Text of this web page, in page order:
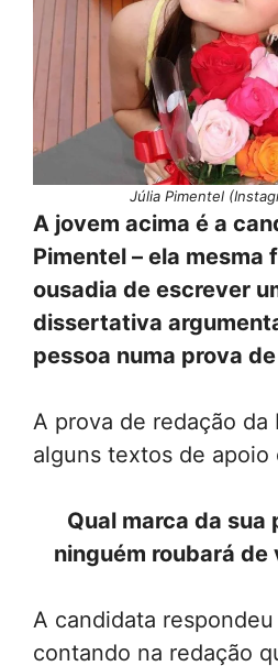
Júlia Pimentel
A jovem acima é a
Pimentel – ela mesma
ousadia de escrever
dissertativa
pessoa numa prova
A prova de redação da
alguns textos de apoio
Qual marca da sua
ninguém roubará de
A candidata
contando na redação